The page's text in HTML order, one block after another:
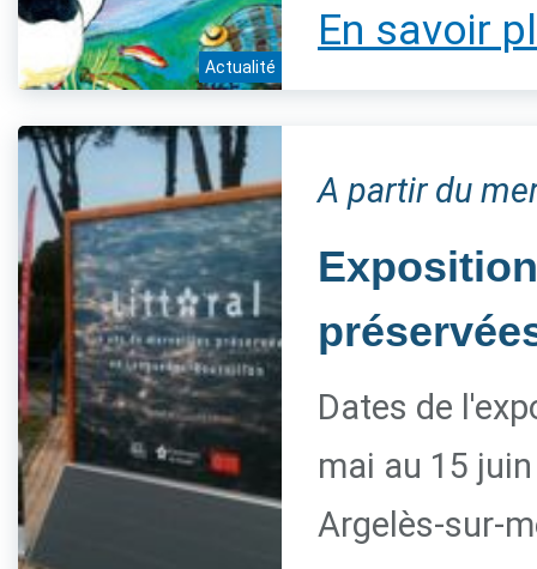
Actualité
En savoir
A partir du
Dates de
mai au 15
Argelès-sur-